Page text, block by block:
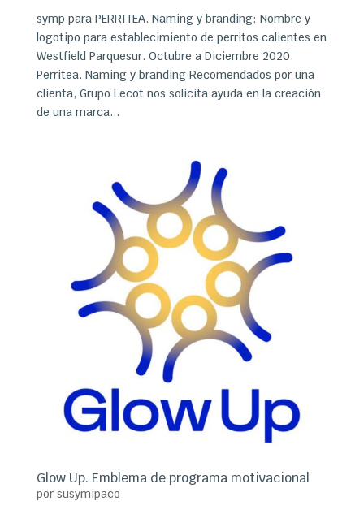
symp para PERRITEA. Naming y branding: Nombre y
logotipo para establecimiento de perritos calientes en
Westfield Parquesur. Octubre a Diciembre 2020.
Perritea. Naming y branding Recomendados por una
clienta, Grupo Lecot nos solicita ayuda en la creación
de una marca...
Glow Up. Emblema de programa motivacional
por susymipaco